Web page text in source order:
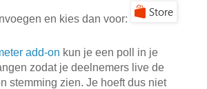
en kies dan voor:
add-on kun je een poll in je
zodat je deelnemers live de
stemming zien. Je hoeft dus niet